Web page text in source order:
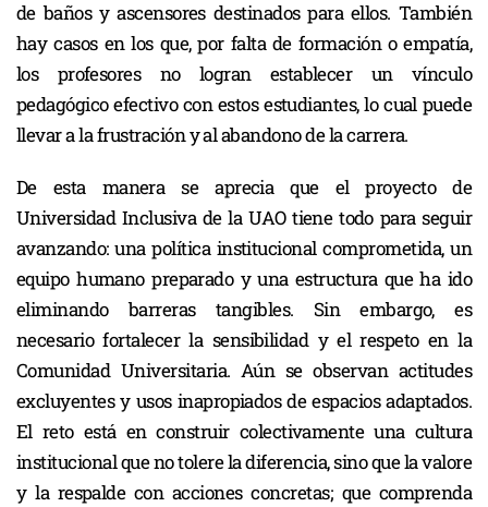
de baños y ascensores destinados para ellos. También
hay casos en los que, por falta de formación o empatía,
los profesores no logran establecer un vínculo
pedagógico efectivo con estos estudiantes, lo cual puede
llevar a la frustración y al abandono de la carrera.
De esta manera se aprecia que el proyecto de
Universidad Inclusiva de la UAO tiene todo para seguir
avanzando: una política institucional comprometida, un
equipo humano preparado y una estructura que ha ido
eliminando barreras tangibles. Sin embargo, es
necesario fortalecer la sensibilidad y el respeto en la
Comunidad Universitaria. Aún se observan actitudes
excluyentes y usos inapropiados de espacios adaptados.
El reto está en construir colectivamente una cultura
institucional que no tolere la diferencia, sino que la valore
y la respalde con acciones concretas; que comprenda